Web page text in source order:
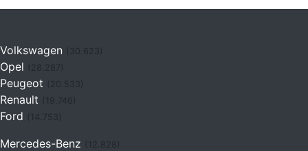
Volkswagen (30.623)
Opel
Peugeot
Renault (19.746)
Ford (14.753)
Mercedes-Benz